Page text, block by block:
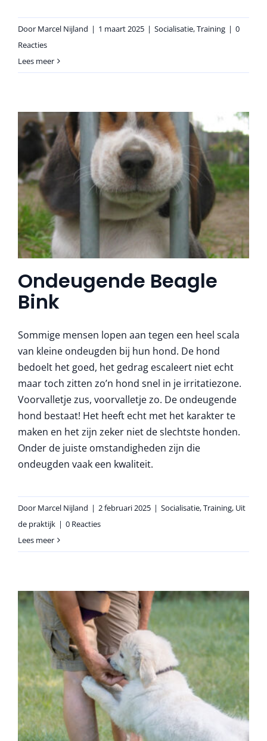
Door Marcel Nijland | 1 maart 2025 | Socialisatie,Training | 0
Reacties
Lees meer
Ondeugende Beagle
Bink
Sommige mensen lopen aan tegen een heel scala
van kleine ondeugden bij hun hond. De hond
bedoelt het goed, het gedrag escaleert niet echt
maar toch zitten zo’n hond snel in je irritatiezone.
Voorvalletje zus, voorvalletje zo. De ondeugende
hond bestaat! Het heeft echt met het karakter te
maken en het zijn zeker niet de slechtste honden.
Onder de juiste omstandigheden zijn die
ondeugden vaak een kwaliteit.
Door Marcel Nijland | 2 februari 2025 | Socialisatie,Training, Uit
de praktijk | 0 Reacties
Lees meer